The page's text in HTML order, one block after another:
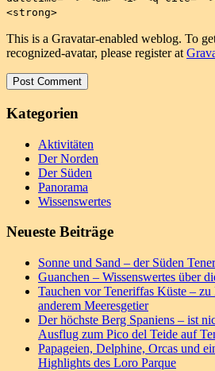
<strong>
This is a Gravatar-enabled weblog. To
recognized-avatar, please register at
Kategorien
Aktivitäten
Der Norden
Der Süden
Panorama
Wissenswertes
Neueste Beiträge
Sonne und Sand – der Süden
Guanchen – Wissenswertes über
Tauchen vor Teneriffas Küste –
anderem Meeresgetier
Der höchste Berg Spaniens – ist
Ausflug zum Pico del Teide auf
Papageien, Delphine, Orcas und
Highlights des Loro Parque